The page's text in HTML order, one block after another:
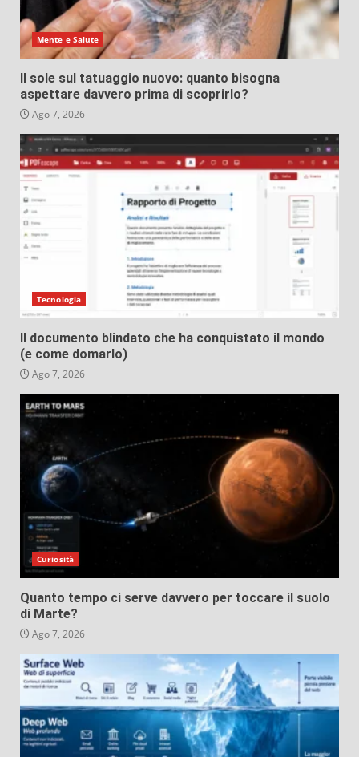
Mente e Salute
Il sole sul tatuaggio nuovo: quanto bisogna
aspettare davvero prima di scoprirlo?
Ago 7, 2026
Tecnologia
Il documento blindato che ha conquistato il mondo
(e come domarlo)
Ago 7, 2026
Curiosità
Quanto tempo ci serve davvero per toccare il suolo
di Marte?
Ago 7, 2026